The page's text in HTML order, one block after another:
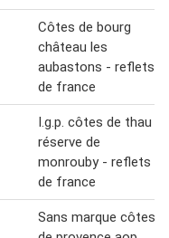
Côtes de bourg
château les
aubastons - reflets
de france
I.g.p. côtes de thau
réserve de
monrouby - reflets
de france
Sans marque côtes